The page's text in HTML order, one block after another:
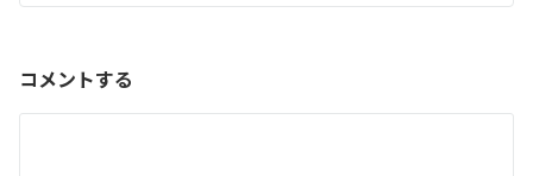
コメントする